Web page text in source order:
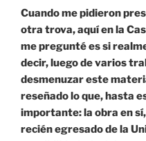
Cuando me pidieron
otra trova, aquí en la
me pregunté es si
decir, luego de varios
desmenuzar este
reseñado lo que, hasta
importante: la obra en
recién egresado de la